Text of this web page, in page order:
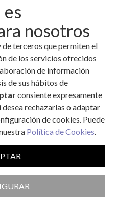
nosotros
terceros que permiten el
de los servicios ofrecidos
de información
de sus hábitos de
consiente expresamente
desea rechazarlas o adaptar
de cookies. Puede
Política de Cookies.
/ Nutrición
Niños y
(TCA) son
existe una alteración
consecuencias para la
oficiales de
Nerviosa (AN), Bulimia
(TA) y TCA no
todos los criterios para un
específico). También
(TCA menos graves con